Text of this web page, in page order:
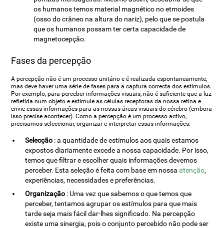
os humanos temos material magnético no etmoides
(osso do crâneo na altura do nariz), pelo que se postula
que os humanos possam ter certa capacidade de
magnetocepção.
Fases da percepção
A percepção não é um processo unitário e é realizada espontaneamente,
mas deve haver uma série de fases para a captura correcta dos estímulos.
Por exemplo, para perceber informações visuais, não é suficiente que a luz
refletida num objeto e estimule as células receptoras da nossa retina e
envie essas informações para as nossas áreas visuais do cérebro (embora
isso precise acontecer). Como a percepção é um processo activo,
precisamos seleccionar, organizar e interpretar essas informações:
Selecção : a quantidade de estímulos aos quais estamos
expostos diariamente excede a nossa capacidade. Por isso,
temos que filtrar e escolher quais informações devemos
perceber. Esta seleção é feita com base em nossaatenção,
experiências, necessidades e preferências.
Organização : Uma vez que sabemos o que temos que
perceber, tentamos agrupar os estímulos para que mais
tarde seja mais fácil dar-lhes significado. Na percepção
existe uma sinergia, pois o conjunto percebido não pode ser